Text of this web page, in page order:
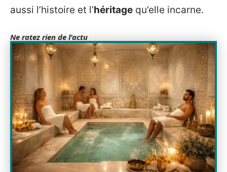
aussi l’histoire et l’héritage qu’elle incarne.
Ne ratez rien de l'actu